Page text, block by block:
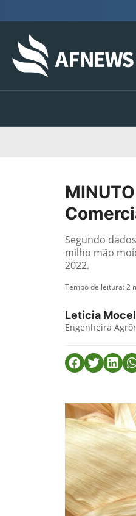
Segundo
milho mão
2022.
Tempo de leitura:2
Leticia
Engenheira